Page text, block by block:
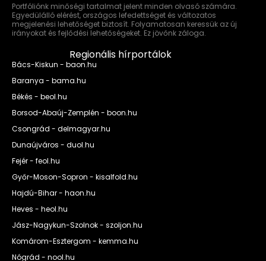
Portfóliónk minőségi tartalmat jelent minden olvasó számára.
Egyedülálló elérést, országos lefedettséget és változatos
megjelenési lehetőséget biztosít. Folyamatosan keressük az új
irányokat és fejlődési lehetőségeket. Ez jövőnk záloga.
Regionális hírportálok
Bács-Kiskun - baon.hu
Baranya - bama.hu
Békés - beol.hu
Borsod-Abaúj-Zemplén - boon.hu
Csongrád - delmagyar.hu
Dunaújváros - duol.hu
Fejér - feol.hu
Győr-Moson-Sopron - kisalfold.hu
Hajdú-Bihar - haon.hu
Heves - heol.hu
Jász-Nagykun-Szolnok - szoljon.hu
Komárom-Esztergom - kemma.hu
Nógrád - nool.hu